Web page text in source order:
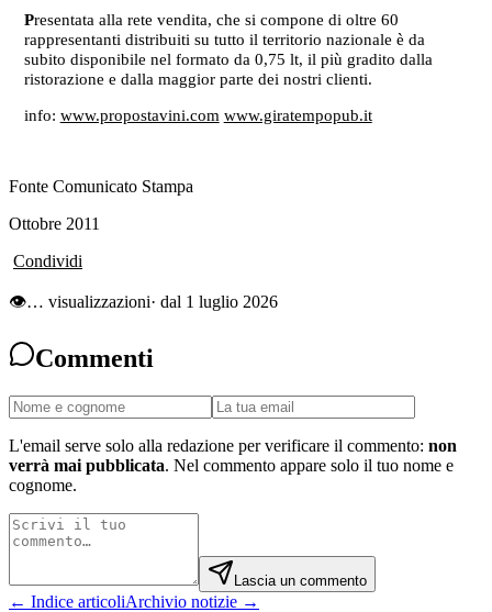
Presentata alla rete vendita, che si compone di oltre 60
rappresentanti distribuiti su tutto il territorio nazionale è da
subito disponibile nel formato da 0,75 lt, il più gradito dalla
ristorazione e dalla maggior parte dei nostri clienti.
info: www.propostavini.com www.giratempopub.it
Fonte Comunicato Stampa
Ottobre 2011
Condividi
👁… visualizzazioni· dal 1 luglio 2026
Commenti
L'email serve solo alla redazione per verificare il commento: non
verrà mai pubblicata. Nel commento appare solo il tuo nome e
cognome.
Lascia un commento
← Indice articoliArchivio notizie →